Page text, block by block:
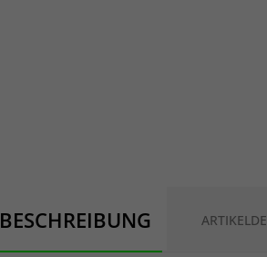
BESCHREIBUNG